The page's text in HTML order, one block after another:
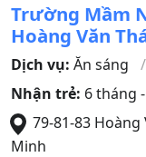
Trường Mầm
Hoàng Văn
Dịch vụ: Ăn sáng
Nhận trẻ: 6 tháng
79-81-83 Hoàng
Minh